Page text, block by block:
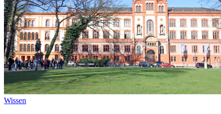
Wissen